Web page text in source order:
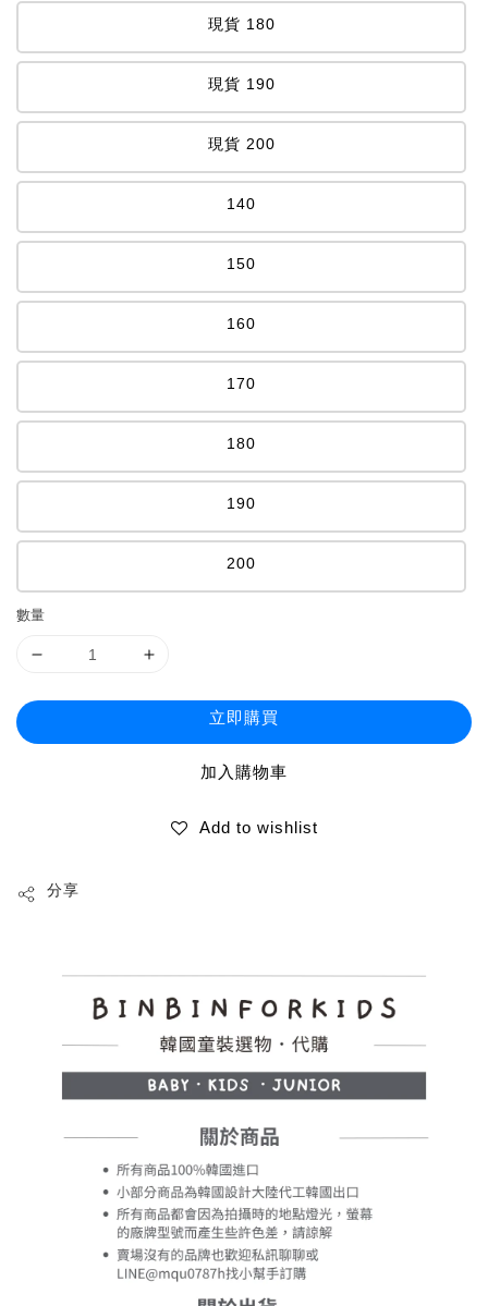
現貨 180
現貨 190
現貨 200
140
150
160
170
180
190
200
數量
立即購買
加入購物車
Add to wishlist
分享